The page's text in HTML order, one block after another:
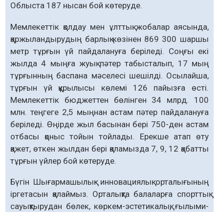
Облыста 187 нысан бой көтеруде.
Мемлекеттік қолдау мен ұлттық жобалар аясында,
қаржыландырудың барлық көзінен 869 300 шаршы
метр тұрғын үй пайдалануға беріледі. Соңғы екі
жылда 4 мыңға жуық пәтер табысталып, 17 мың
тұрғынның баспана мәселесі шешілді. Осылайша,
тұрғын үй құрылысы көлемі 126 пайызға өсті.
Мемлекеттік бюджеттен бөлінген 34 млрд. 100
млн. теңгеге 2,5 мыңнан астам пәтер пайдалануға
беріледі. Өңірде жыл басынан бері 750-ден астам
отбасы қоныс тойын тойлады. Ерекше атап өту
қажет, өткен жылдан бері қаламызда 7, 9, 12 қабатты
тұрғын үйлер бой көтеруде.
Бүгін Шығармашылық- инновациялық орталығының
іргетасын қалаймыз. Орталықта балаларға спорттық
сауықтырудан бөлек, көркем-эстетикалық, ғылыми-